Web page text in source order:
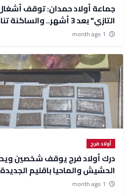
جماعة أولاد حمدان: توقف
التازي" بعد 3 أشهر..
للتدخل
أولاد فرج
الحشيش والماحيا باقليم الجديدة